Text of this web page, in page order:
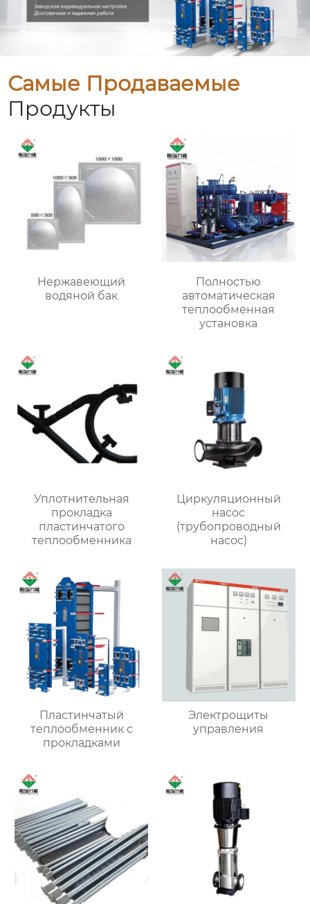
Самые Продаваемые
Продукты
Нержавеющий
водяной бак
Полностью
автоматическая
теплообменная
установка
Уплотнительная
прокладка
пластинчатого
теплообменника
Циркуляционный
насос
(трубопроводный
насос)
Пластинчатый
теплообменник с
прокладками
Электрощиты
управления